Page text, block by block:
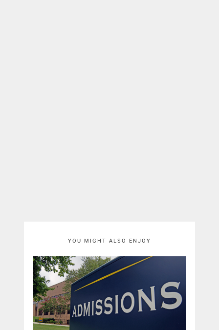
YOU MIGHT ALSO ENJOY